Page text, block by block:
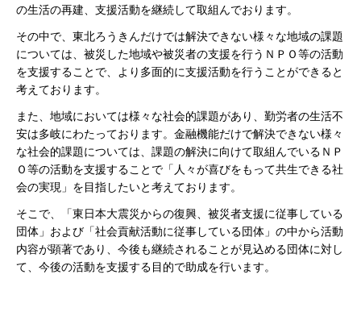
の生活の再建、支援活動を継続して取組んでおります。
その中で、東北ろうきんだけでは解決できない様々な地域の課題
については、被災した地域や被災者の支援を行うＮＰＯ等の活動
を支援することで、より多面的に支援活動を行うことができると
考えております。
また、地域においては様々な社会的課題があり、勤労者の生活不
安は多岐にわたっております。金融機能だけで解決できない様々
な社会的課題については、課題の解決に向けて取組んでいるＮＰ
Ｏ等の活動を支援することで「人々が喜びをもって共生できる社
会の実現」を目指したいと考えております。
そこで、「東日本大震災からの復興、被災者支援に従事している
団体」および「社会貢献活動に従事している団体」の中から活動
内容が顕著であり、今後も継続されることが見込める団体に対し
て、今後の活動を支援する目的で助成を行います。